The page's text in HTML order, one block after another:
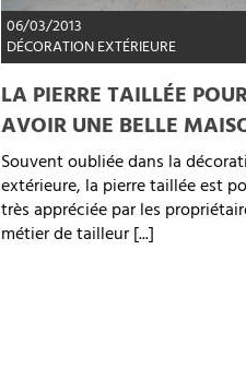
06/03/2013
DÉCORATION EXTÉRIEURE
LA PIERRE TAILLÉE
AVOIR UNE BELLE
Souvent oubliée dans la
extérieure, la pierre taillée est
très appréciée par les
métier de tailleur [...]